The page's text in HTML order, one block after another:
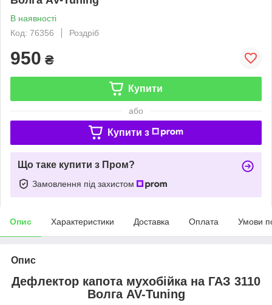
В наявності
Код: 76356
Роздріб
950 ₴
Купити
або
Купити з
Що таке купити з Пром?
Замовлення під захистом
Опис Характеристики Доставка Оплата Умови
Опис
Дефлектор капота мухобійка на ГАЗ 3110
Волга AV-Tuning